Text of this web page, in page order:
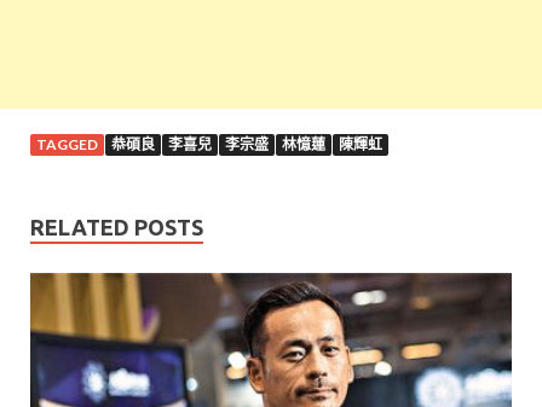
TAGGED 恭碩良 李喜兒 李宗盛 林憶蓮 陳輝虹
RELATED POSTS